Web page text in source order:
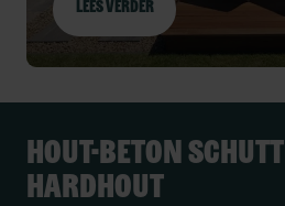
Lees verder
Hout-beton
Hardhout